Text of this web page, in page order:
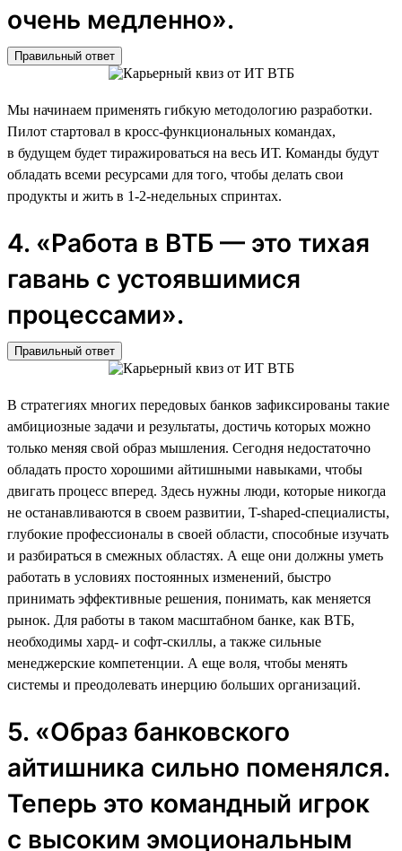
очень медленно».
Правильный ответ
Мы начинаем применять гибкую методологию разработки.
Пилот стартовал в кросс-функциональных командах,
в будущем будет тиражироваться на весь ИТ. Команды будут
обладать всеми ресурсами для того, чтобы делать свои
продукты и жить в 1-2-недельных спринтах.
4. «Работа в ВТБ — это тихая
гавань с устоявшимися
процессами».
Правильный ответ
В стратегиях многих передовых банков зафиксированы такие
амбициозные задачи и результаты, достичь которых можно
только меняя свой образ мышления. Сегодня недостаточно
обладать просто хорошими айтишными навыками, чтобы
двигать процесс вперед. Здесь нужны люди, которые никогда
не останавливаются в своем развитии, T-shaped-специалисты,
глубокие профессионалы в своей области, способные изучать
и разбираться в смежных областях. А еще они должны уметь
работать в условиях постоянных изменений, быстро
принимать эффективные решения, понимать, как меняется
рынок. Для работы в таком масштабном банке, как ВТБ,
необходимы хард- и софт-скиллы, а также сильные
менеджерские компетенции. А еще воля, чтобы менять
системы и преодолевать инерцию больших организаций.
5. «Образ банковского
айтишника сильно поменялся.
Теперь это командный игрок
с высоким эмоциональным